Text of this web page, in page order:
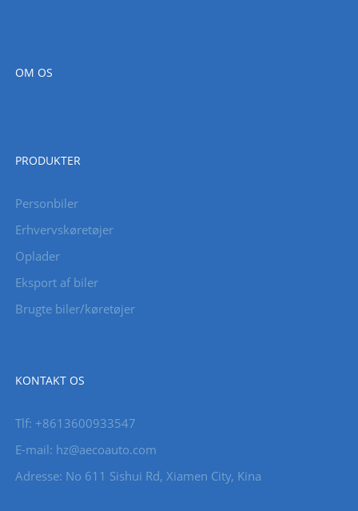
OM OS
PRODUKTER
Personbiler
Erhvervskøretøjer
Oplader
Eksport af biler
Brugte biler/køretøjer
KONTAKT OS
Tlf: +8613600933547
E-mail: hz@aecoauto.com
Adresse: No 611 Sishui Rd, Xiamen City, Kina